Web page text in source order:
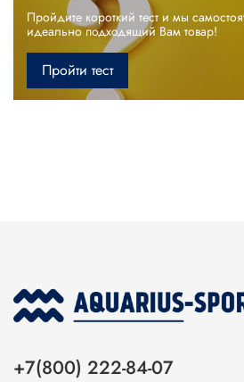
Пройдите короткий тест и мы
идеально подходящий Вам товар!
Пройти тест
+7(800) 222-84-07